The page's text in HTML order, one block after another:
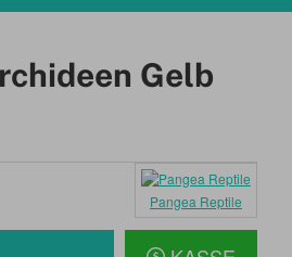
Gelb
Pangea Reptile